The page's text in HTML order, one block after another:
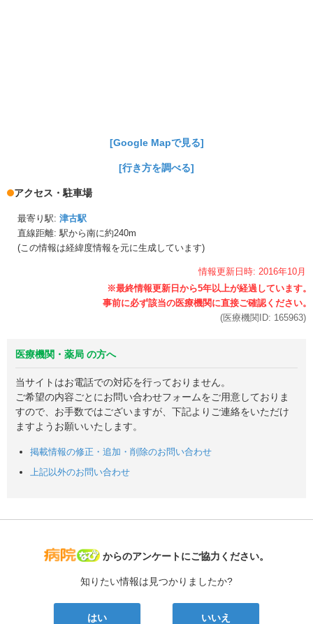
[Google Mapで見る]
[行き方を調べる]
アクセス・駐車場
最寄り駅: 津古駅
直線距離: 駅から南に約240m
(この情報は経緯度情報を元に生成しています)
情報更新日時: 2016年10月
(医療機関ID: 165963)
医療機関・薬局 の方へ
当サイトはお電話での対応を行っておりません。
ご希望の内容ごとにお問い合わせフォームをご用意しておりま
すので、お手数ではございますが、下記よりご連絡をいただけ
ますようお願いいたします。
掲載情報の修正・追加・削除のお問い合わせ
上記以外のお問い合わせ
病院なび
からのアンケートにご協力ください。
知りたい情報は見つかりましたか?
はい いいえ